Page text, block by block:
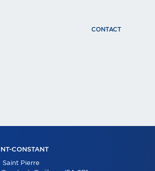
CONTACT
CONSTANT
Saint Pierre